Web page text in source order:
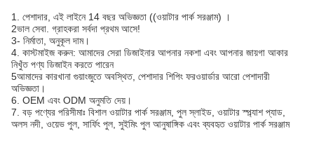
1. পেশাদার, এই লাইনে 14 বছর অভিজ্ঞতা ((ওয়াটার পার্ক সরঞ্জাম) ।
2ভাল সেবা. গ্রাহকরা সর্বদা প্রথম আসে!
3- নির্মাতা, অনুকূল দাম।
4. কাস্টমাইজ করুন: আমাদের সেরা ডিজাইনার আপনার নকশা এবং আপনার জায়গা আকার
নিখুঁত পণ্য ডিজাইন করতে পারেন
5আমাদের কারখানা গুয়াংজুতে অবস্থিত, পেশাদার শিপিং ফরওয়ার্ডার আরো পেশাদারী
অভিজ্ঞতা।
6. OEM এবং ODM অনুমতি দেয়।
7. বড় পণ্যের পরিসীমাঃ বিশাল ওয়াটার পার্ক সরঞ্জাম, পুল স্লাইড, ওয়াটার স্প্ল্যাশ প্যাড,
অলস নদী, ওয়েভ পুল, সার্ফিং পুল, সুইমিং পুল আনুষাঙ্গিক এবং ব্যবহৃত ওয়াটার পার্ক সরঞ্জাম